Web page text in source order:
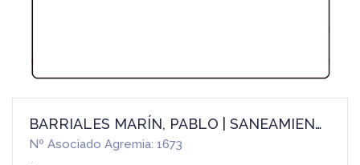
BARRIALES MARÍN, PABLO | SANEAMIENTOS BARRIALES
Nº Asociado Agremia: 1673